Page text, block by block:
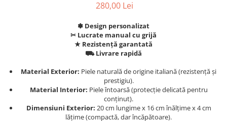
280,00 Lei
✽ Design personalizat
✂︎ Lucrate manual cu grijă
★ Rezistență garantată
⛟ Livrare rapidă
Material Exterior: Piele naturală de origine italiană (rezistență și
prestigiu).
Material Interior: Piele întoarsă (protecție delicată pentru
conținut).
Dimensiuni Exterior: 20 cm lungime x 16 cm înălțime x 4 cm
lățime (compactă, dar încăpătoare).